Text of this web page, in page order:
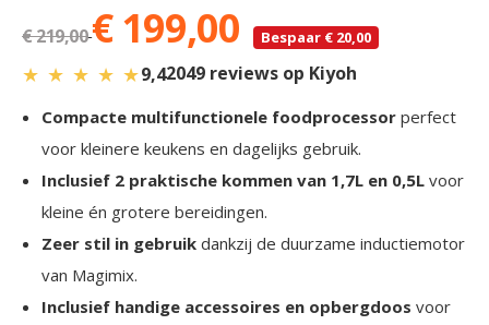
€ 219,00€ 199,00 Bespaar € 20,00
★ ★ ★ ★ ★9,42049 reviews op Kiyoh
Compacte multifunctionele foodprocessor perfect
voor kleinere keukens en dagelijks gebruik.
Inclusief 2 praktische kommen van 1,7L en 0,5L voor
kleine én grotere bereidingen.
Zeer stil in gebruik dankzij de duurzame inductiemotor
van Magimix.
Inclusief handige accessoires en opbergdoos voor